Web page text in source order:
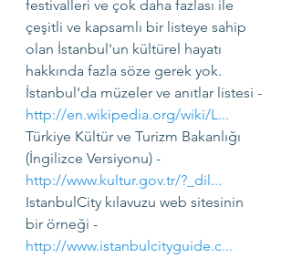
festivalleri ve çok daha fazlası ile
çeşitli ve kapsamlı bir listeye sahip
olan İstanbul'un kültürel hayatı
hakkında fazla söze gerek yok.
İstanbul'da müzeler ve anıtlar listesi -
http://en.wikipedia.org/wiki/L...
Türkiye Kültür ve Turizm Bakanlığı
(İngilizce Versiyonu) -
http://www.kultur.gov.tr/?_dil...
IstanbulCity kılavuzu web sitesinin
bir örneği -
http://www.istanbulcityguide.c...